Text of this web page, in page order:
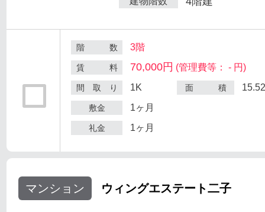
階 数 3階
賃 料 70,000円 (管理費等： - 円)
間 取 り 1K 面 積
敷金 1ヶ月
礼金 1ヶ月
マンション ウィングエステート二子